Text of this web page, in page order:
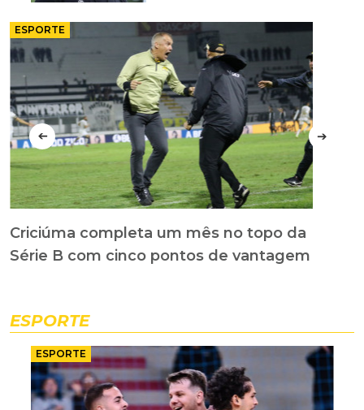
ESPORTE
Criciúma completa um mês no topo da
Série B com cinco pontos de vantagem
➔
➔
ESPORTE
ESPORTE